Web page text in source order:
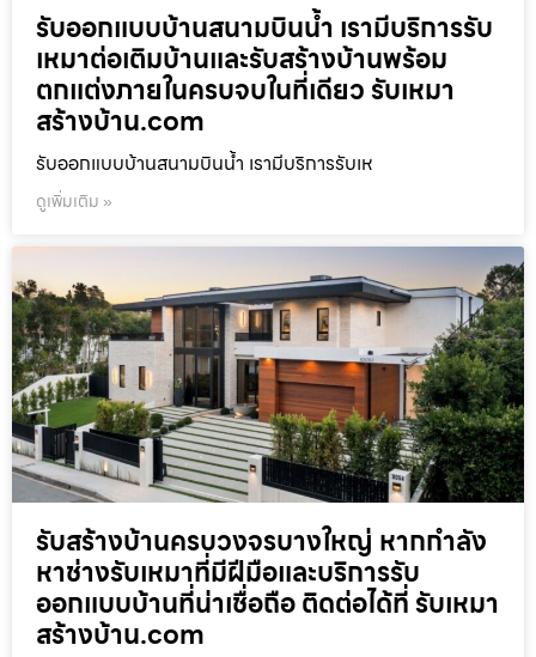
รับออกแบบบ้านสนามบินน้ำ เรามีบริการรับ
เหมาต่อเติมบ้านและรับสร้างบ้านพร้อม
ตกแต่งภายในครบจบในที่เดียว รับเหมา
สร้างบ้าน.com
รับออกแบบบ้านสนามบินน้ำ เรามีบริการรับเห
ดูเพิ่มเติม »
รับสร้างบ้านครบวงจรบางใหญ่ หากกำลัง
หาช่างรับเหมาที่มีฝีมือและบริการรับ
ออกแบบบ้านที่น่าเชื่อถือ ติดต่อได้ที่ รับเหมา
สร้างบ้าน.com